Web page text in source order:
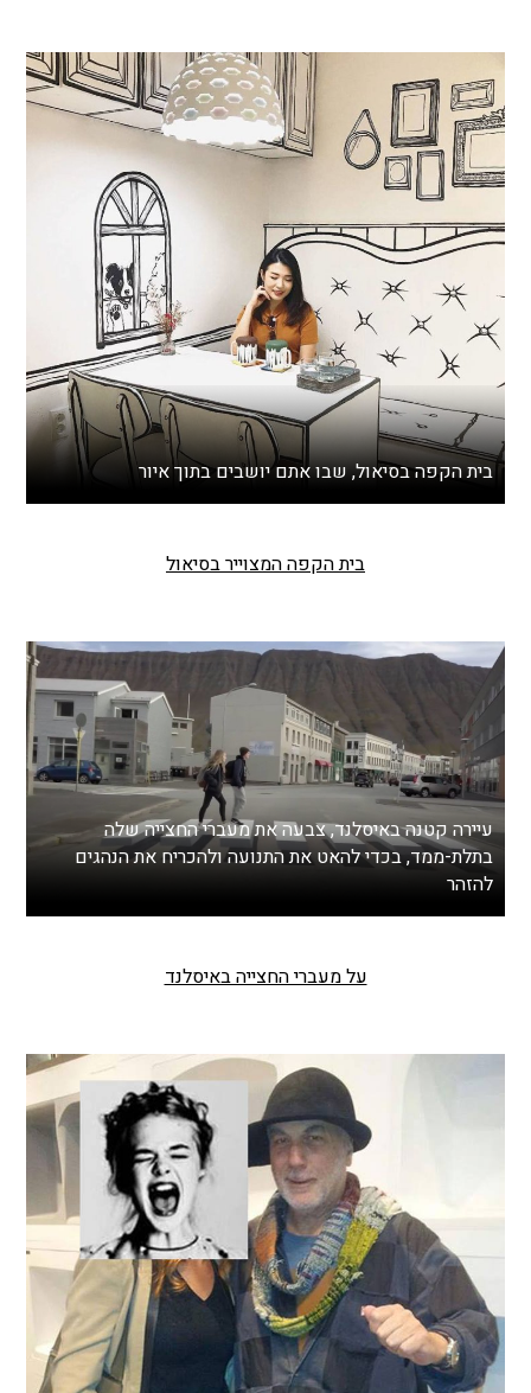
בית הקפה בסיאול, שבו אתם יושבים בתוך איור
בית הקפה המצוייר בסיאול
עיירה קטנה באיסלנד, צבעה את מעברי החצייה שלה
בתלת-ממד, בכדי להאט את התנועה ולהכריח את הנהגים
להזהר
על מעברי החצייה באיסלנד